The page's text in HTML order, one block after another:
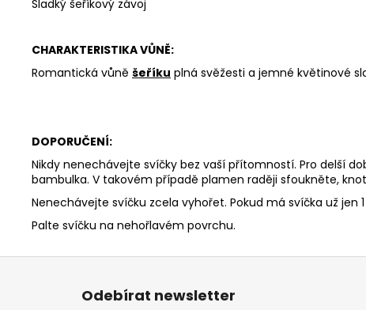
Sladký šeříkový závoj
CHARAKTERISTIKA VŮNĚ:
Romantická vůně šeříku plná svěžesti a jemné květinové
DOPORUČENÍ:
Nikdy nenechávejte svíčky bez vaší přítomností. Pro delší
bambulka. V takovém případě plamen raději sfoukněte,
Nenechávejte svíčku zcela vyhořet. Pokud má svíčka už
Palte svíčku na nehořlavém povrchu.
Z
Odebírat newsletter